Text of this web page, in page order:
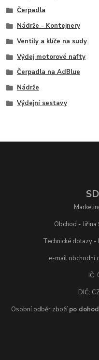
Čerpadla
Nádrže - Kontejnery
Ventily a klíče na sudy
Výdej motorové nafty
Čerpadla na AdBlue
Nádrže
Výdejní sestavy
Obchod -
Technické dotazy
e-mail obchodní
IČ:
DIČ:
Osobní odběr zboží po